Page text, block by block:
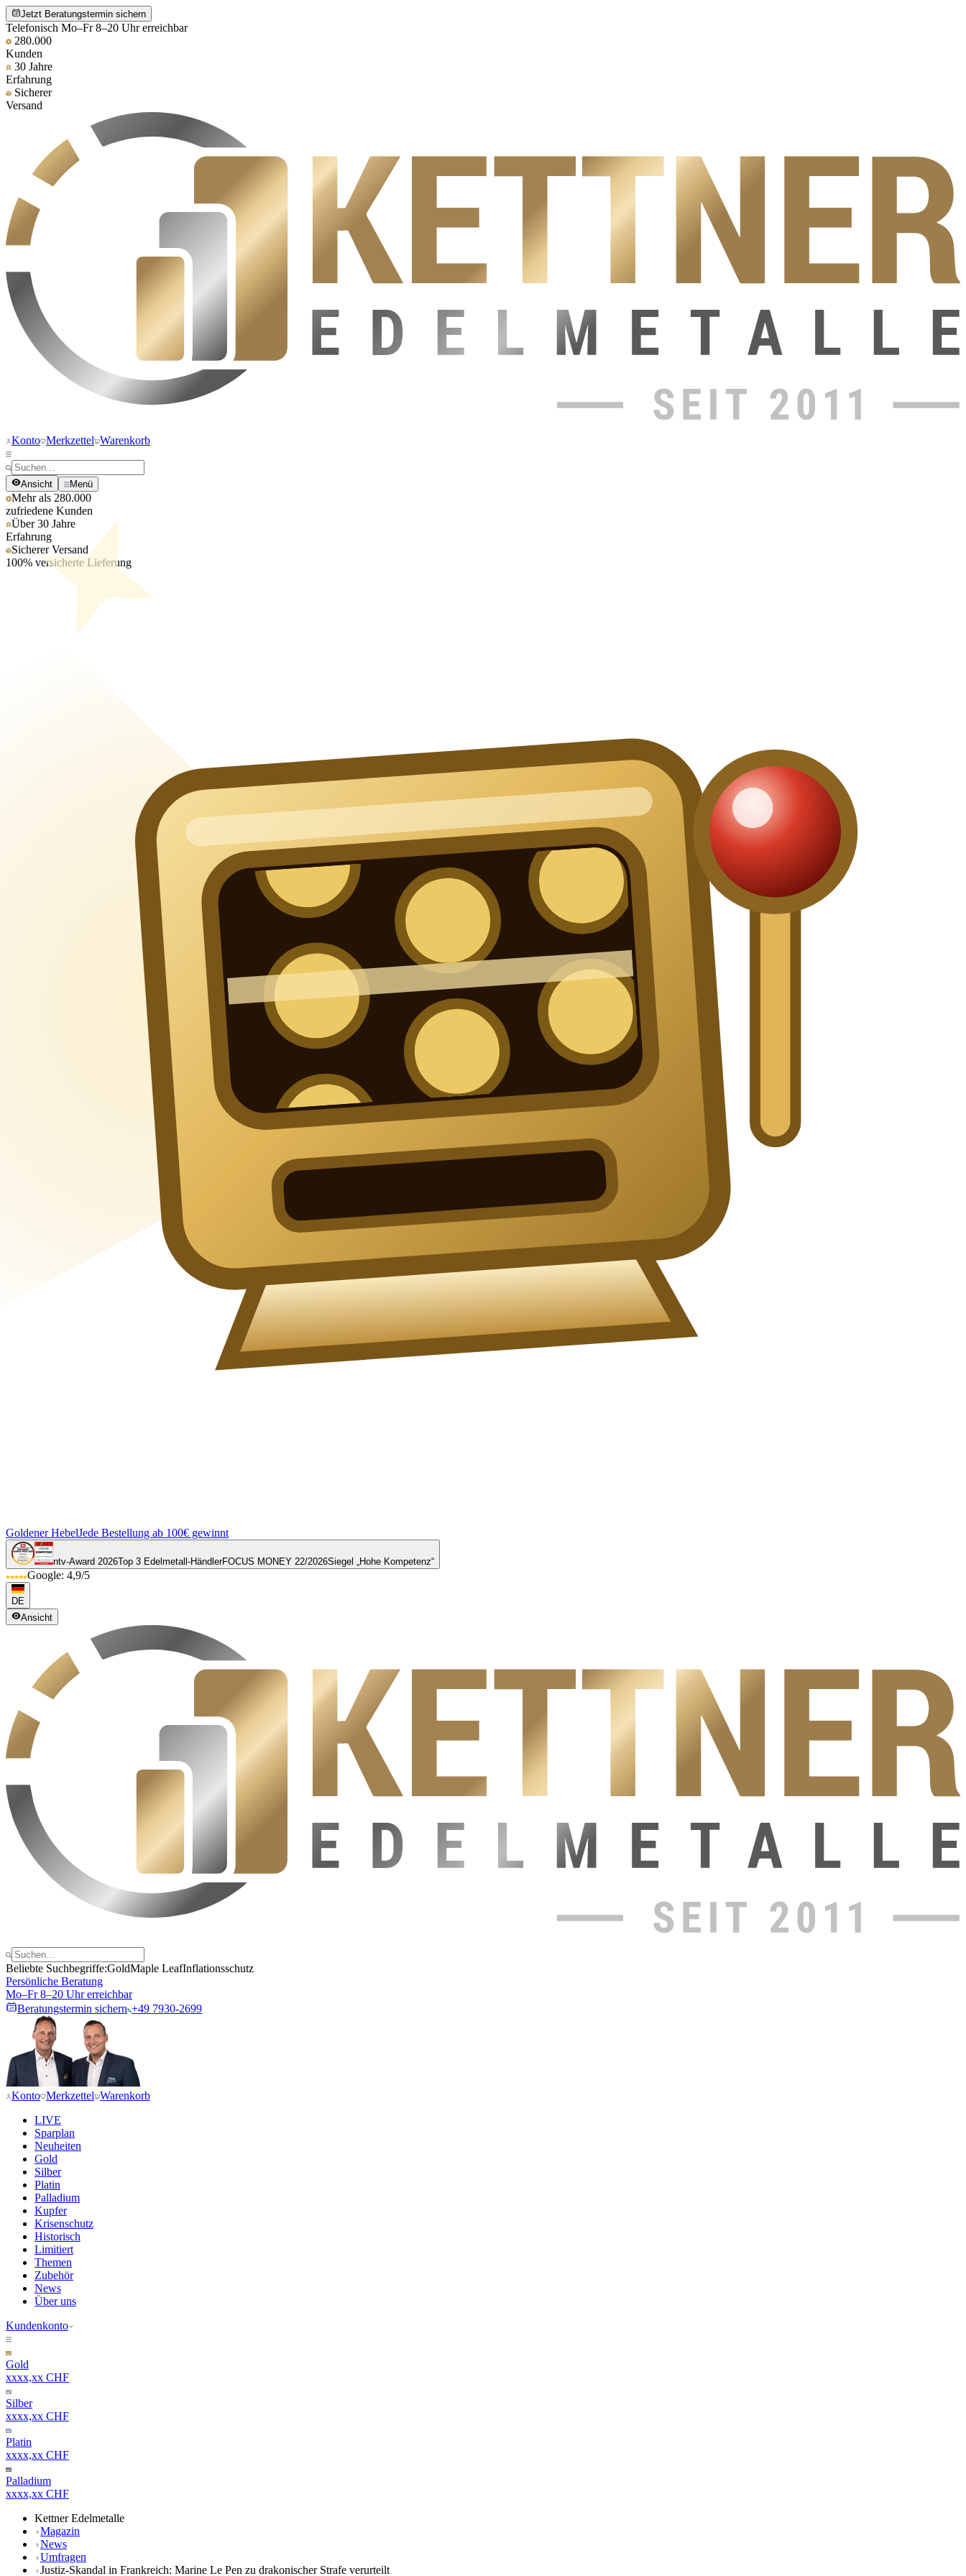
Jetzt Beratungstermin sichern
Telefonisch Mo–Fr 8–20 Uhr erreichbar
280.000
Kunden
30 Jahre
Erfahrung
Sicherer
Versand
Konto Merkzettel Warenkorb
Ansicht Menü
Mehr als 280.000
zufriedene Kunden
Über 30 Jahre
Erfahrung
Sicherer Versand
100% versicherte Lieferung
Goldener HebelJede Bestellung ab 100€ gewinnt
ntv-Award 2026Top 3 Edelmetall-HändlerFOCUS MONEY 22/2026Siegel „Hohe Kompetenz“
Google: 4,9/5
DE
Ansicht
Beliebte Suchbegriffe:GoldMaple LeafInflationsschutz
Persönliche Beratung
Mo–Fr 8–20 Uhr erreichbar
Beratungstermin sichern +49 7930-2699
Konto Merkzettel Warenkorb
LIVE
Sparplan
Neuheiten
Gold
Silber
Platin
Palladium
Kupfer
Krisenschutz
Historisch
Limitiert
Themen
Zubehör
News
Über uns
Kundenkonto
Gold
xxxx,xx CHF
Silber
xxxx,xx CHF
Platin
xxxx,xx CHF
Palladium
xxxx,xx CHF
Kettner Edelmetalle
Magazin
News
Umfragen
Justiz-Skandal in Frankreich: Marine Le Pen zu drakonischer Strafe verurteilt